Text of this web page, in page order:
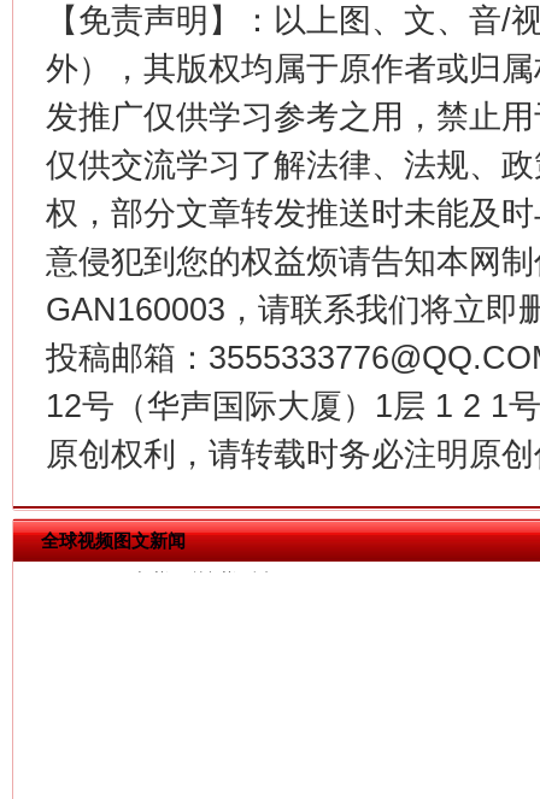
【免责声明】：以上图、文、音/
外），其版权均属于原作者或归
发推广仅供学习参考之用，禁止
仅供交流学习了解法律、法规、
权，部分文章转发推送时未能及
意侵犯到您的权益烦请告知本网
GAN160003，请联系我们将立即
投稿邮箱：
12号（华声国际大厦）1层 1 2 1
原创权利，请转载时务必注明原
全球视频图文新闻
在谋一域中谋全局
今